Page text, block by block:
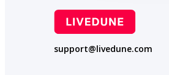
support@livedune.com